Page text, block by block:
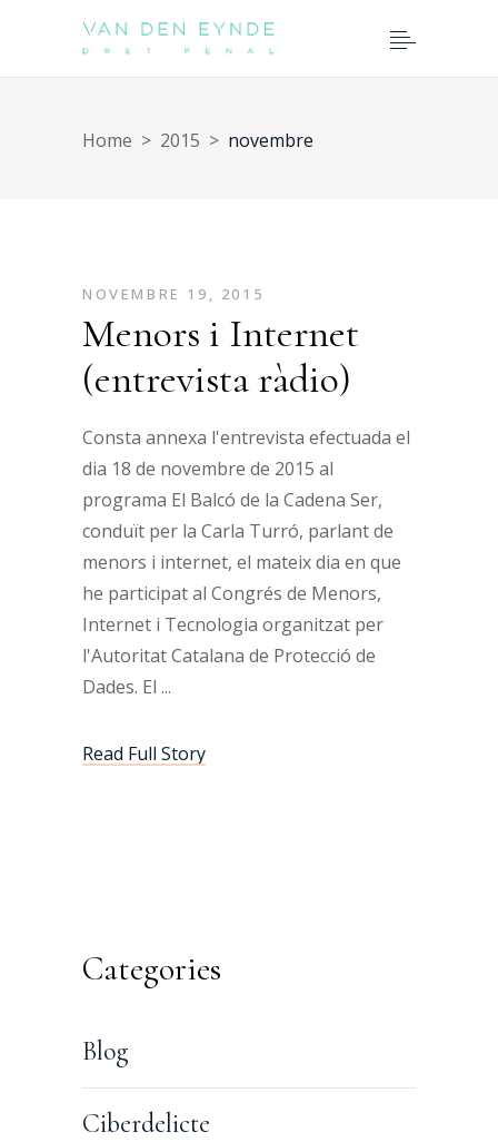
Home > 2015 > novembre
NOVEMBRE 19, 2015
Menors i Internet
(entrevista ràdio)
Consta annexa l'entrevista efectuada el
dia 18 de novembre de 2015 al
programa El Balcó de la Cadena Ser,
conduït per la Carla Turró, parlant de
menors i internet, el mateix dia en que
he participat al Congrés de Menors,
Internet i Tecnologia organitzat per
l'Autoritat Catalana de Protecció de
Dades. El
Read Full Story
Categories
Blog
Ciberdelicte